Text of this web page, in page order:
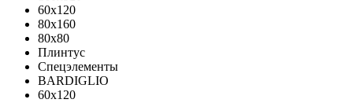
60x120
80x160
80x80
Плинтус
Спецэлементы
BARDIGLIO
60x120